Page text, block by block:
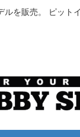
を販売。 ピット